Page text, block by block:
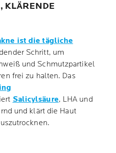
KLÄRENDE
ist die tägliche
Schritt, um
und Schmutzpartikel
frei zu halten. Das
Salicylsäure, LHA und
und klärt die Haut